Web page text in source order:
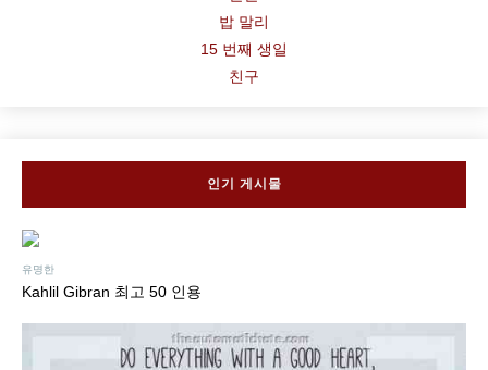
밥 말리
15 번째 생일
친구
인기 게시물
유명한
Kahlil Gibran 최고 50 인용